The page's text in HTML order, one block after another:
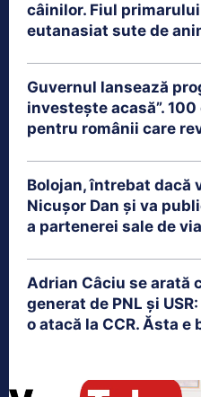
câinilor. Fiul
eutanasiat sute de
Guvernul lansează
investește acasă”.
pentru românii care
Bolojan, întrebat dacă
Nicușor Dan și va
a partenerei sale de
Adrian Câciu se arată
generat de PNL și
o atacă la CCR. Ăsta e